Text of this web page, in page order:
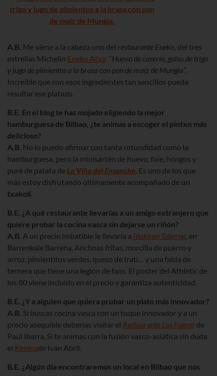
A.B. Me viene a la cabeza uno del restaurante Eneko, del tres
estrellas Michelin Eneko Atxa: “Huevo de caserío, guiso de trigo
y jugo de pimientos a la brasa con pan de maíz de Mungia”.
Increíble que con esos ingredientes tan sencillos pueda
resultar ese platazo.
B.E. En el blog te has mojado eligiendo la mejor
hamburguesa de Bilbao, ¿te animas a escoger el pintxo más
delicioso?
A.B. No lo puedo afirmar con tanta rotundidad como la
hamburguesa, pero la minisartén de huevo, foie, hongos y
puré de patata de La Viña del Ensanche. Es uno de los que
más estoy disfrutando últimamente acompañado de un
txakoli.
B.E. ¿A qué restaurante llevarías a un amigo extranjero que
quiere probar la cocina vasca sin dejarse un riñón?
A.B. A un precio imbatible le llevaría a Iñakiren Taberna, en
Barrenkale Barrena. Anchoas fritas, morcilla de puerro y
arroz, pimientitos verdes, queso de Irati… y una falda de
ternera que tiene una legión de fans. El poster del Athletic de
los 80 viene incluido en el precio y garantiza autenticidad.
B.E. ¿Y a alguien que quiera probar un plato más innovador?
A.B. Si buscas cocina vasca con un toque innovador y a un
precio asequible deberías visitar el Restaurante Los Fueros de
Paul Ibarra. Si te animas con la fusión vasco-asiática sin duda
el Kimtxude Iván Abril.
B.E. ¿Algún día encontraremos un local en Bilbao que nos